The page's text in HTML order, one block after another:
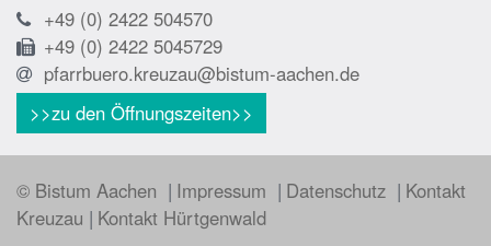
+49 (0) 2422 504570
+49 (0) 2422 5045729
pfarrbuero.kreuzau@bistum-aachen.de
>>zu den Öffnungszeiten>>
© Bistum Aachen Impressum Datenschutz
Kontakt
Kreuzau
Kontakt Hürtgenwald